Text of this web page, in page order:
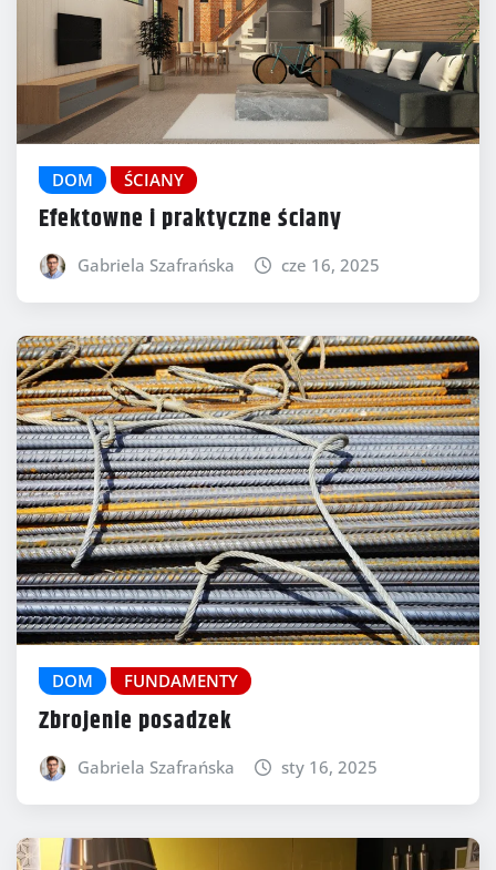
DOM ŚCIANY
Efektowne i praktyczne ściany
Gabriela Szafrańska cze 16, 2025
DOM FUNDAMENTY
Zbrojenie posadzek
Gabriela Szafrańska sty 16, 2025